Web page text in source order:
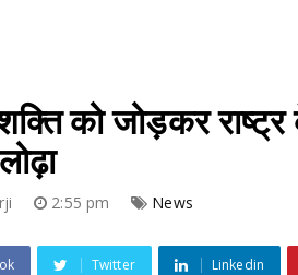
को जोड़कर राष्ट्र
2:55 pm News
Twitter Linkedin